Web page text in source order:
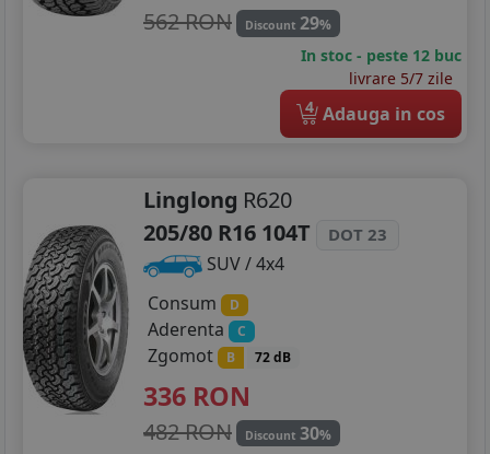
562 RON Discount 29%
In stoc - peste 12 buc
livrare 5/7 zile
4 Adauga in cos
Linglong R620
205/80 R16 104T
DOT 23
SUV / 4x4
Consum
D
Aderenta C
Zgomot B 72 dB
336 RON
482 RON Discount 30%